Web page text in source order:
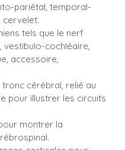
pariétal, temporal-
cervelet.
tels que le nerf
vestibulo-cochléaire,
accessoire,
cérébral, relié au
pour illustrer les circuits
montrer la